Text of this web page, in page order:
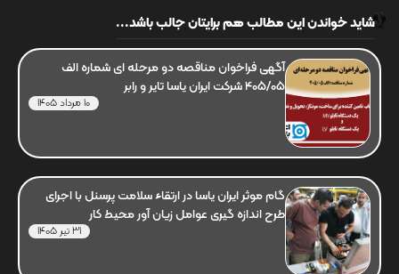
شاید خواندن این مطالب هم برایتان جالب باشد...
آگهی فراخوان مناقصه دو مرحله ای شماره الف
405/05 شرکت ایران یاسا تایر و رابر
10 مرداد 1405
گام موثر ایران یاسا در ارتقاء سلامت پرسنل با اجرای
طرح اندازه گیری عوامل زیان آور محیط کار
31 تیر 1405